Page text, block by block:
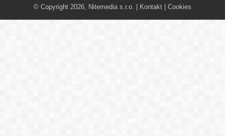
© Copyright 2026, Nitemedia s.r.o. | Kontakt Cookies